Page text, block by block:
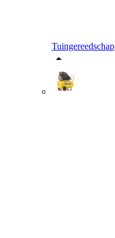
Tuingereedschap